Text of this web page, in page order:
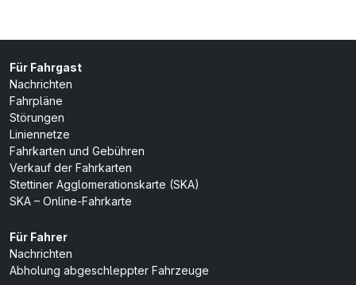
Für Fahrgast
Nachrichten
Fahrpläne
Störungen
Liniennetze
Fahrkarten und Gebühren
Verkauf der Fahrkarten
Stettiner Agglomerationskarte (SKA)
SKA – Online-Fahrkarte
Für Fahrer
Nachrichten
Abholung abgeschleppter Fahrzeuge